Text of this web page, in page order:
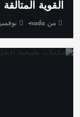
القوية المتألقة
من nada نوفمبر 20, 2025